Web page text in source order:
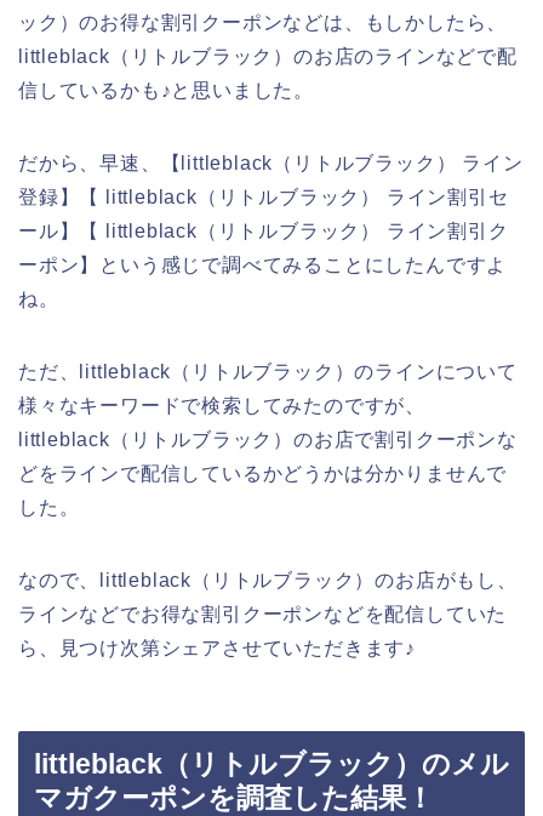
ック）のお得な割引クーポンなどは、もしかしたら、
littleblack（リトルブラック）のお店のラインなどで配
信しているかも♪と思いました。
だから、早速、【littleblack（リトルブラック） ライン
登録】【 littleblack（リトルブラック） ライン割引セ
ール】【 littleblack（リトルブラック） ライン割引ク
ーポン】という感じで調べてみることにしたんですよ
ね。
ただ、littleblack（リトルブラック）のラインについて
様々なキーワードで検索してみたのですが、
littleblack（リトルブラック）のお店で割引クーポンな
どをラインで配信しているかどうかは分かりませんで
した。
なので、littleblack（リトルブラック）のお店がもし、
ラインなどでお得な割引クーポンなどを配信していた
ら、見つけ次第シェアさせていただきます♪
littleblack（リトルブラック）のメル
マガクーポンを調査した結果！